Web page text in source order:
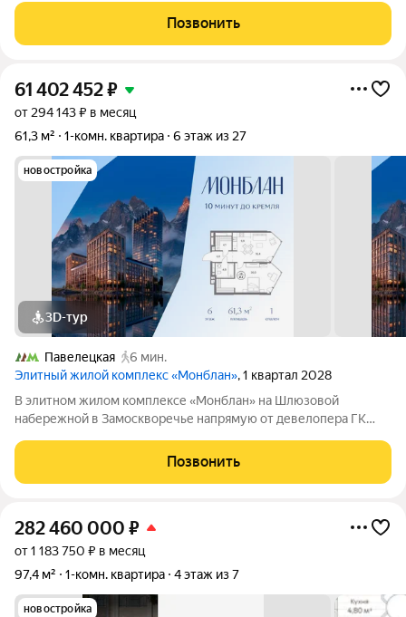
готовы к сделке. Квартира чистая, ухоженная, с выходом на
крышу пристройки
Позвонить
61 402 452₽
от 294 143 ₽ в месяц
61,3 м²
1-комн. квартира 6 этаж из 27
новостройка
3D-тур
Павелецкая
6 мин.
Элитный жилой комплекс «Монблан», 1 квартал 2028
В элитном жилом комплексе «Монблан» на Шлюзовой
набережной в Замоскворечье напрямую от девелопера ГК
квартира на 6 этаже общей площадью 61.30 м. Квартира
предлагается без отделки. «Монблан»
Позвонить
282 460 000 ₽
от 1 183 750 ₽ в месяц
97,4 м²
1-комн. квартира 4 этаж из 7
новостройка